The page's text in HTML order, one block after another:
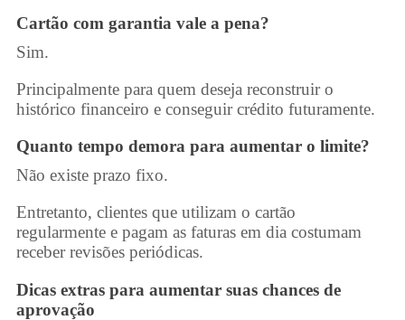
Cartão com garantia vale a pena?
Sim.
Principalmente para quem deseja reconstruir o
histórico financeiro e conseguir crédito futuramente.
Quanto tempo demora para aumentar o limite?
Não existe prazo fixo.
Entretanto, clientes que utilizam o cartão
regularmente e pagam as faturas em dia costumam
receber revisões periódicas.
Dicas extras para aumentar suas chances de
aprovação